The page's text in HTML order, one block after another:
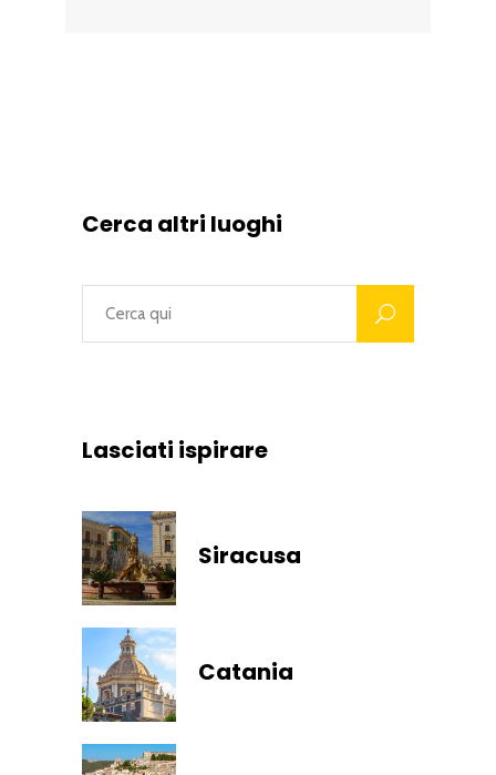
Cerca altri luoghi
Lasciati ispirare
Siracusa
Catania